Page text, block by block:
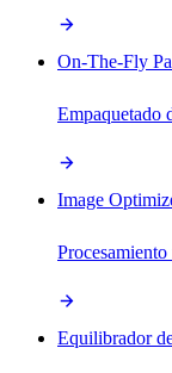
On-The-Fly
Empaquetado
Image
Equilibrador